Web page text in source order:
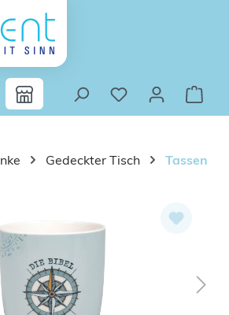
Gedeckter Tisch Tassen